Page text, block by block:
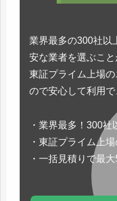
業界最多の300社以
安な業者を選ぶこと
東証プライム上場
ので安心して利用
・業界最多！300
・東証プライム上
・一括見積りで最